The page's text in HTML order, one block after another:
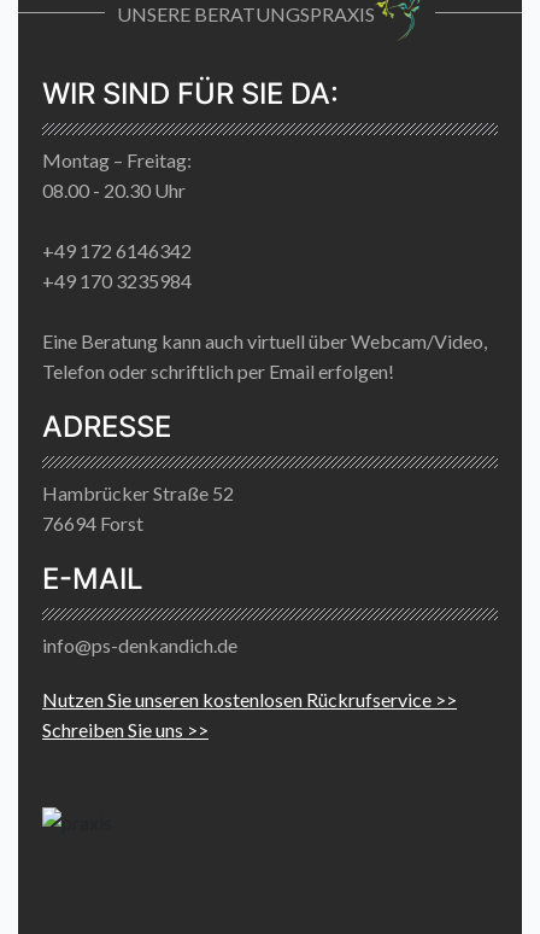
UNSERE BERATUNGSPRAXIS
WIR SIND FÜR SIE DA:
Montag – Freitag:
08.00 - 20.30 Uhr
+49 172 6146342
+49 170 3235984
Eine Beratung kann auch virtuell über Webcam/Video,
Telefon oder schriftlich per Email erfolgen!
ADRESSE
Hambrücker Straße 52
76694 Forst
E-MAIL
info@ps-denkandich.de
Nutzen Sie unseren kostenlosen Rückrufservice >>
Schreiben Sie uns >>